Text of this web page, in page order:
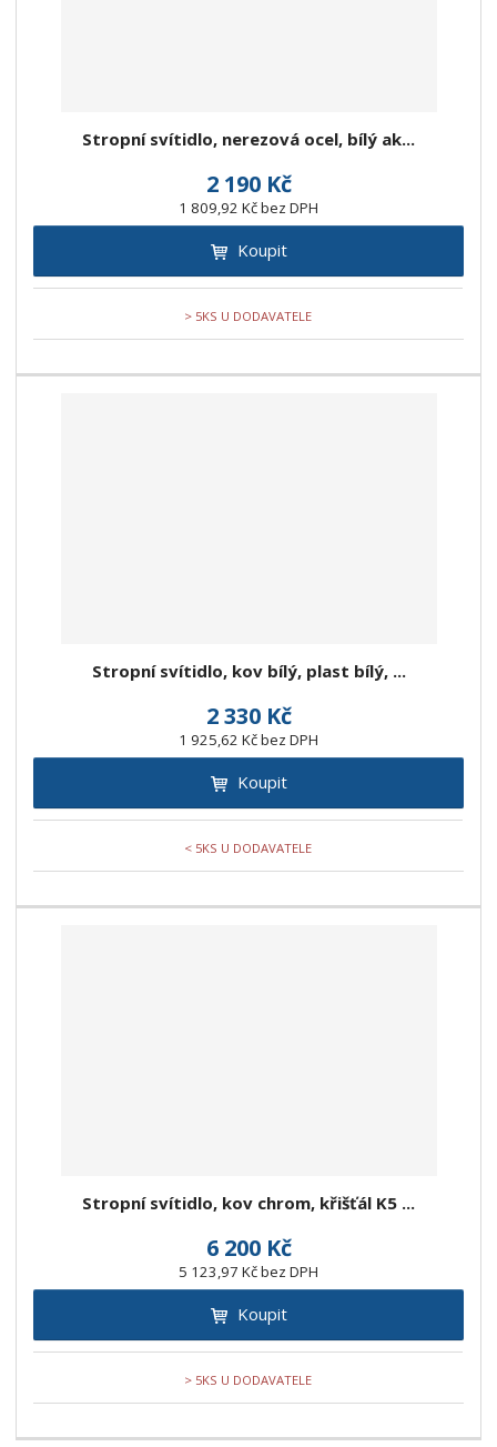
Stropní svítidlo, nerezová ocel, bílý ak...
2 190 Kč
1 809,92 Kč bez DPH
Koupit
> 5KS U DODAVATELE
Stropní svítidlo, kov bílý, plast bílý, ...
2 330 Kč
1 925,62 Kč bez DPH
Koupit
< 5KS U DODAVATELE
Stropní svítidlo, kov chrom, křišťál K5 ...
6 200 Kč
5 123,97 Kč bez DPH
Koupit
> 5KS U DODAVATELE